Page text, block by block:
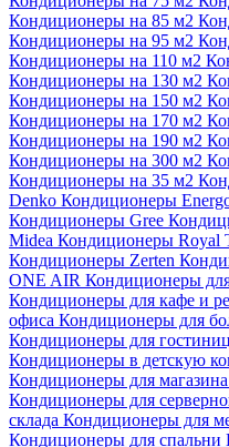
Кондиционеры на 85 м2
Кондиционеры на 95 м2
Кондиционеры на 110 м2
Кондиционеры на 130 м2
Кондиционеры на 150 м2
Кондиционеры на 170 м2
Кондиционеры на 190 м2
Кондиционеры на 300 м2
Кондиционеры на 35 м2
Denko Кондиционеры
Кондиционеры Gree
Midea Кондиционеры Royal
Кондиционеры Zerten
ONE AIR Кондиционеры
Кондиционеры для кафе и
офиса Кондиционеры для
Кондиционеры для
Кондиционеры в детскую
Кондиционеры для магазина
Кондиционеры для
склада Кондиционеры для
Кондиционеры для спальни